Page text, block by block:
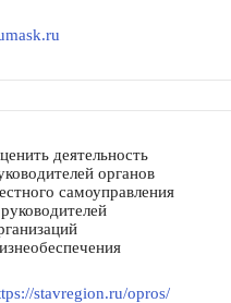
деятельность
органов
самоуправления
stavregion.ru/opros/